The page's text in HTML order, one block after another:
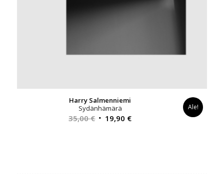
Harry Salmenniemi
Sydänhämärä
35,00€ Alkuperäinen
19,90 €Nykyinen
Ale!